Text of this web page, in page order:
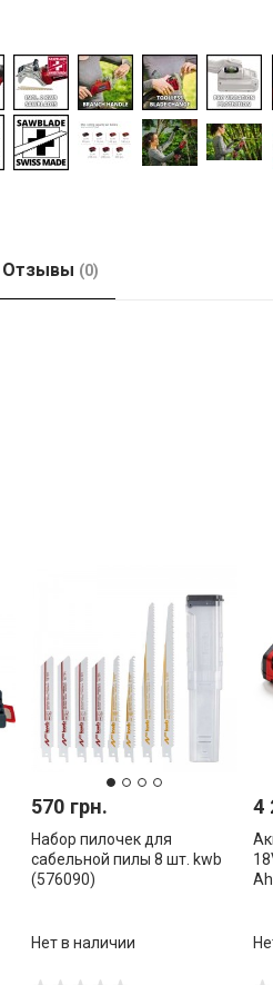
Отзывы (0)
570 грн.
Набор пилочек для
сабельной пилы 8 шт. kwb
(576090)
Нет в наличии
4